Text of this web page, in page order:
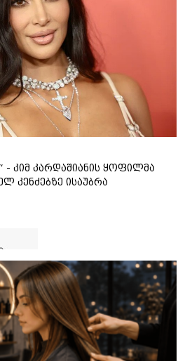
- კიმ კარდაშიანის ყოფილმა
კენძებზე ისაუბრა